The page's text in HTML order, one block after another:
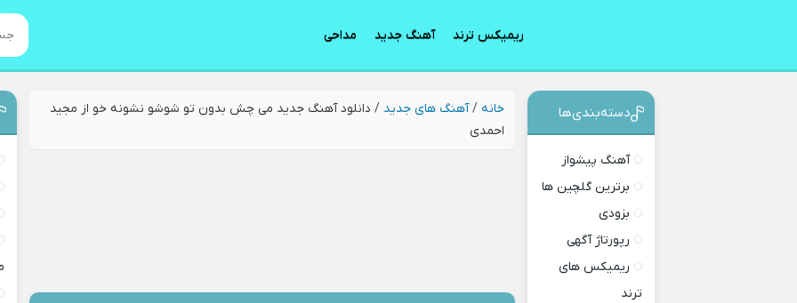
ریمیکس ترند آهنگ جدید مداحی
خانه /آهنگ های جدید / دانلود آهنگ جدید می چش بدون تو شوشو نشونه خو از مجید
احمدی
دسته‌بندی‎‌‌ها
آهنگ پیشواز
برترین گلچین ها
بزودی
رپورتاژ آگهی
ریمیکس های
ترند